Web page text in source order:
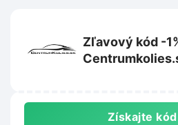
Zľavový kód -
Získajte kód